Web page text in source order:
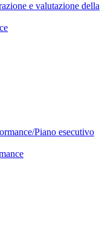
e valutazione della
Piano esecutivo